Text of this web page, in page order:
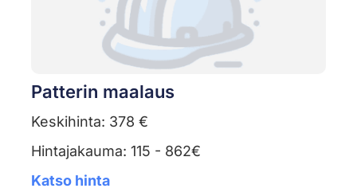
Patterin maalaus
Keskihinta: 378 €
Hintajakauma: 115 - 862€
Katso hinta